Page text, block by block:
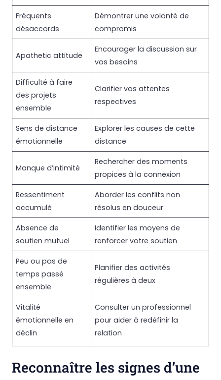
Fréquents
désaccords
Démontrer une volonté de
compromis
Apathetic attitude
Encourager la discussion sur
vos besoins
Difficulté à faire
des projets
ensemble
Clarifier vos attentes
respectives
Sens de distance
émotionnelle
Explorer les causes de cette
distance
Manque d’intimité
Rechercher des moments
propices à la connexion
Ressentiment
accumulé
Aborder les conflits non
résolus en douceur
Absence de
soutien mutuel
Identifier les moyens de
renforcer votre soutien
Peu ou pas de
temps passé
ensemble
Planifier des activités
régulières à deux
Vitalité
émotionnelle en
déclin
Consulter un professionnel
pour aider à redéfinir la
relation
Reconnaître les signes d’une